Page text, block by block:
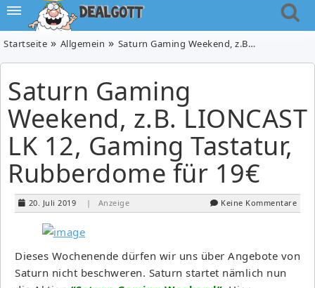
Startseite Allgemein Saturn Gaming Weekend, z.B. LIONCAST LK 12, Gaming Tastatur, Rubberdome für 19€
Saturn Gaming
Weekend, z.B. LIONCAST
LK 12, Gaming Tastatur,
Rubberdome für 19€
20. Juli 2019 | Anzeige Keine Kommentare
Dieses Wochenende dürfen wir uns über Angebote von
Saturn nicht beschweren. Saturn startet nämlich nun